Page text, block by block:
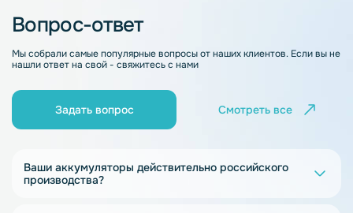
Вопрос-ответ
Мы собрали самые популярные вопросы от наших клиентов. Если вы не
нашли ответ на свой - свяжитесь с нами
Задать вопрос Смотреть все
Ваши аккумуляторы действительно российского
производства?